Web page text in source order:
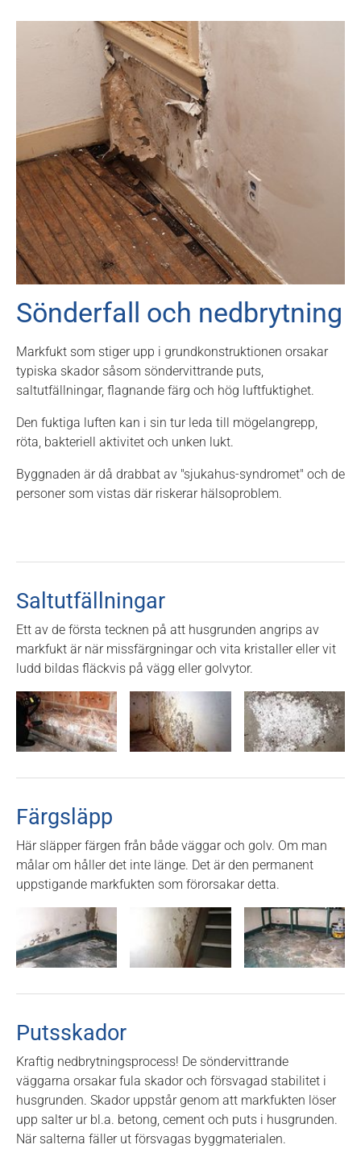
Sönderfall och nedbrytning
Markfukt som stiger upp i grundkonstruktionen orsakar
typiska skador såsom söndervittrande puts,
saltutfällningar, flagnande färg och hög luftfuktighet.
Den fuktiga luften kan i sin tur leda till mögelangrepp,
röta, bakteriell aktivitet och unken lukt.
Byggnaden är då drabbat av "sjukahus-syndromet" och de
personer som vistas där riskerar hälsoproblem.
Saltutfällningar
Ett av de första tecknen på att husgrunden angrips av
markfukt är när missfärgningar och vita kristaller eller vit
ludd bildas fläckvis på vägg eller golvytor.
Färgsläpp
Här släpper färgen från både väggar och golv. Om man
målar om håller det inte länge. Det är den permanent
uppstigande markfukten som förorsakar detta.
Putsskador
Kraftig nedbrytningsprocess! De söndervittrande
väggarna orsakar fula skador och försvagad stabilitet i
husgrunden. Skador uppstår genom att markfukten löser
upp salter ur bl.a. betong, cement och puts i husgrunden.
När salterna fäller ut försvagas byggmaterialen.